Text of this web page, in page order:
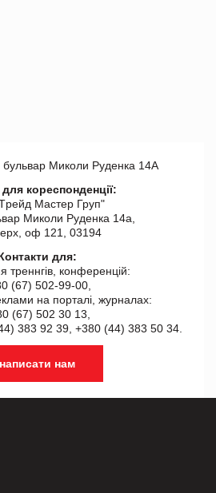
бульвар Миколи Руденка 14А
кореспонденції:
Мастер Груп"
Миколи Руденка 14а,
оф 121, 03194
для:
треннгів, конференцій:
(67) 502-99-00,
на порталі, журналах:
(67) 502 30 13,
383 92 39, +380 (44) 383 50 34.
написати нам